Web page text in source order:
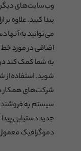
وب‌سایت‌های
پیدا کنید. علاوه
می‌توانید به آنها
اضافی در مورد
به شما کمک کند در
شوید. استفاده از
شرکت‌های همکار
سیستم به
جدید دستیابی پیدا
دموگرافیک